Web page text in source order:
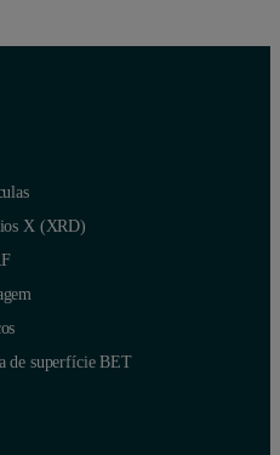
X (XRD)
de superfície BET